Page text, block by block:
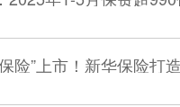
险”上市！新华保险打